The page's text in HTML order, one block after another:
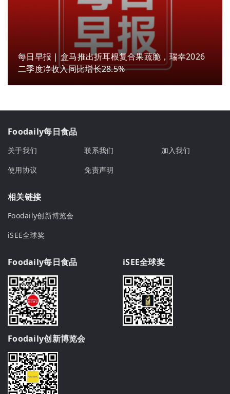
每日早报 | 盒马推出折耳根复合果蔬脆，瑞幸2026
二季度净收入同比增长28.5%
Foodaily每日食品
关于我们 联系我们
加入我们
使用协议
免责声明
相关链接
Foodaily创新博览会
iSEE全球奖
Foodaily每日食品 iSEE全球奖
Foodaily创新博览会